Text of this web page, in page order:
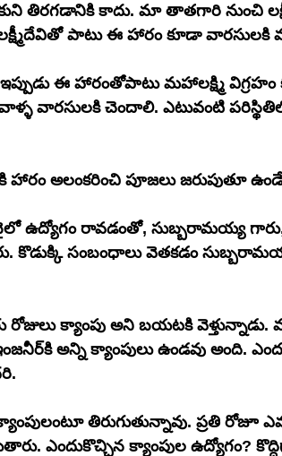
తిరగడానికి కాదు. మా తాతగారి నుంచి
పాటు ఈ హారం కూడా వారసులకి
ఈ హారంతోపాటు మహాలక్ష్మి విగ్రహం
వారసులకి చెందాలి. ఎటువంటి
హారం అలంకరించి పూజలు జరుపుతూ
కొడుక్కి సంబంధాలు వెతకడం
క్యాంపు అని బయటకి
తిరుగుతున్నావు. ప్రతి రోజూ
ఎందుకొచ్చిన క్యాంపుల ఉద్యోగం?